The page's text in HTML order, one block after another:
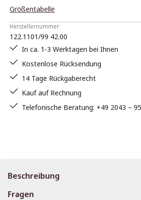
Größentabelle
Herstellernummer:
122.1101/99 42.00
In ca. 1-3 Werktagen bei Ihnen
Kostenlose Rücksendung
14 Tage Rückgaberecht
Kauf auf Rechnung
Telefonische Beratung: +49 2043 –
Beschreibung
Fragen